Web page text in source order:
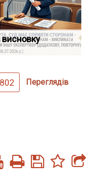
висновку
Переглядів